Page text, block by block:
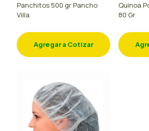
Panchitos 500 gr Pancho
Villa
Agregar a Cotizar
Quinoa
80 Gr